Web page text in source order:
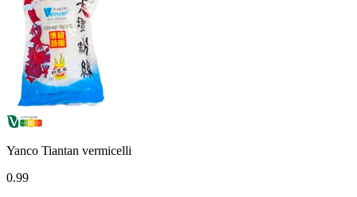
Yanco Tiantan vermicelli
0.99